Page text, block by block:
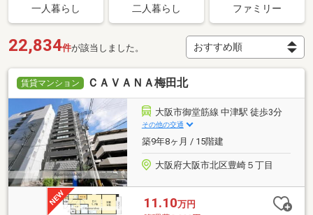
一人暮らし 二人暮らし ファミリー
22,834件が該当しました。
賃貸マンション ＣＡＶＡＮＡ梅田北
大阪市御堂筋線 中津駅 徒歩3分
その他の交通
築9年8ヶ月 / 15階建
大阪府大阪市北区豊崎５丁目
11.10万円